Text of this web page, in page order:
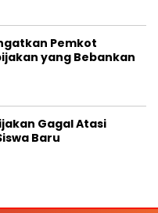
Pemkot
yang Bebankan
Gagal Atasi
Baru